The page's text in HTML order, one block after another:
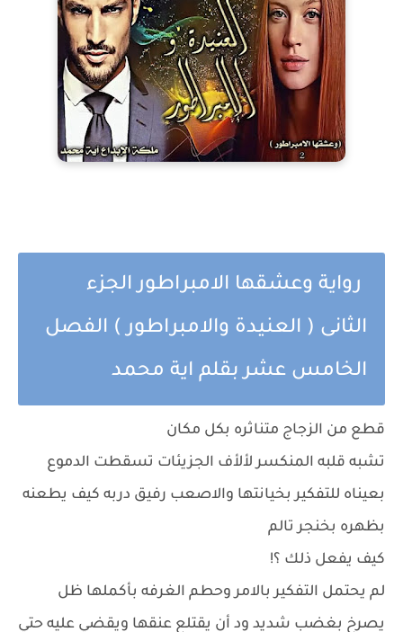
رواية وعشقها الامبراطور الجزء
الثانى ( العنيدة والامبراطور ) الفصل
الخامس عشر بقلم اية محمد
قطع من الزجاج متناثره بكل مكان
تشبه قلبه المنكسر لألأف الجزيئات تسقطت الدموع
بعيناه للتفكير بخيانتها والاصعب رفيق دربه كيف يطعنه
بظهره بخنجر تالم
كيف يفعل ذلك ؟!
لم يحتمل التفكير بالامر وحطم الغرفه بأكملها ظل
يصرخ بغضب شديد ود أن يقتلع عنقها ويقضي عليه حتي